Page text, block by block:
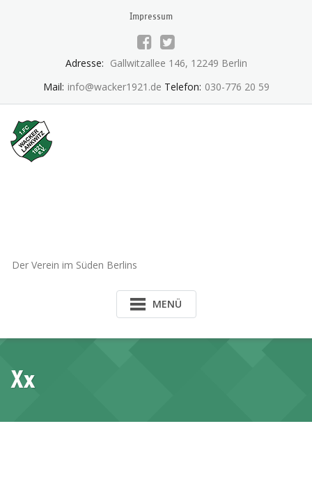
Impressum
Adresse: Gallwitzallee 146, 12249 Berlin
Mail: info@wacker1921.de Telefon: 030-776 20 59
Der Verein im Süden Berlins
MENÜ
Xx